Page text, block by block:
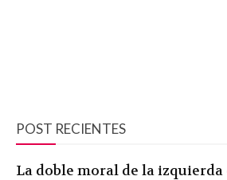
POST RECIENTES
La doble moral de la